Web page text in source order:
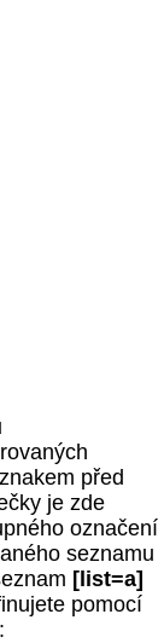
před
je zde
označení
seznamu
[list=a]
pomocí